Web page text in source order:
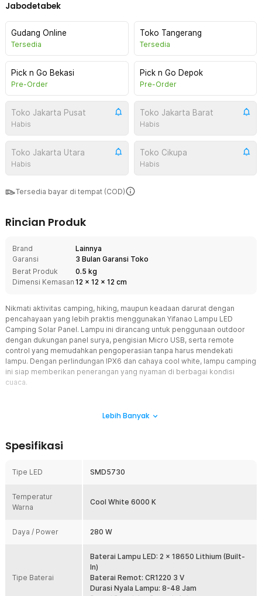
Jabodetabek
Gudang Online
Tersedia
Toko Tangerang
Tersedia
Pick n Go Bekasi
Pre-Order
Pick n Go Depok
Pre-Order
Toko Jakarta Pusat
Habis
Toko Jakarta Barat
Habis
Toko Jakarta Utara
Habis
Toko Cikupa
Habis
Tersedia bayar di tempat (COD)
Rincian Produk
Brand
Lainnya
Garansi
3 Bulan Garansi Toko
Berat Produk
0.5 kg
Dimensi Kemasan 12 x 12 x 12 cm
Nikmati aktivitas camping, hiking, maupun keadaan darurat dengan
pencahayaan yang lebih praktis menggunakan Yifanao Lampu LED
Camping Solar Panel. Lampu ini dirancang untuk penggunaan outdoor
dengan dukungan panel surya, pengisian Micro USB, serta remote
control yang memudahkan pengoperasian tanpa harus mendekati
lampu. Dengan perlindungan IPX6 dan cahaya cool white, lampu camping
ini siap memberikan penerangan yang nyaman di berbagai kondisi
cuaca.
cahaya cool white dengan distribusi cahaya lebih merata.
berada di dalam tenda maupun area camping. Sangat cocok
digunakan untuk kegiatan outdoor, memancing malam, maupun
Dual Charging Solar Panel dan USB
memungkinkan pengisian daya menggunakan sinar matahari. Saat
cuaca tidak mendukung, Anda dapat mengisi ulang menggunakan
ini memberikan fleksibilitas tinggi saat digunakan di berbagai
Remote Control yang Praktis
Lebih Banyak
Spesifikasi
Tipe LED SMD5730
Temperatur
Warna
Cool White 6000 K
Daya / Power 280 W
Tipe Baterai
Baterai Lampu LED: 2 x 18650 Lithium (Built-
In)
Baterai Remot: CR1220 3 V
Durasi Nyala Lampu: 8-48 Jam